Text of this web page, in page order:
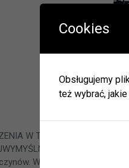
W TEJ KSIĄŻCE SĄ
FIKCJI.
Wiedźma z
W
W
Cookies
Obsługujemy
też wybrać,